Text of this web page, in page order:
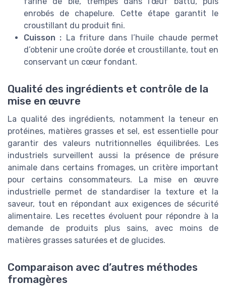
enrobés de chapelure. Cette étape garantit le
croustillant du produit fini.
Cuisson : La friture dans l’huile chaude permet
d’obtenir une croûte dorée et croustillante, tout en
conservant un cœur fondant.
Qualité des ingrédients et contrôle de la
mise en œuvre
La qualité des ingrédients, notamment la teneur en
protéines, matières grasses et sel, est essentielle pour
garantir des valeurs nutritionnelles équilibrées. Les
industriels surveillent aussi la présence de présure
animale dans certains fromages, un critère important
pour certains consommateurs. La mise en œuvre
industrielle permet de standardiser la texture et la
saveur, tout en répondant aux exigences de sécurité
alimentaire. Les recettes évoluent pour répondre à la
demande de produits plus sains, avec moins de
matières grasses saturées et de glucides.
Comparaison avec d’autres méthodes
fromagères